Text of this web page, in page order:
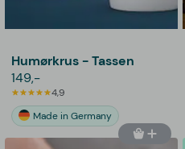
Humørkrus - Tassen
149,-
4,9
Made in Germany